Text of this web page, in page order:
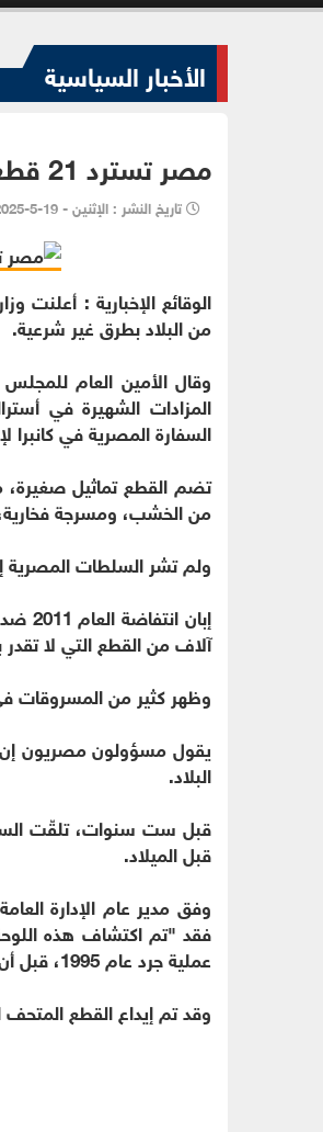
الأخبار السياسية
مصر تسترد 21 قطعة أثرية كانت هُرّبت بطرق غير شرعية إلى أستراليا
تاريخ النشر : الإثنين - 19-5-2025 - 1:31 AM
من البلاد بطرق غير شرعية.
وقال الأمين العام
المزادات الشهيرة في
السفارة المصرية في كانبرا
تضم القطع تماثيل
من الخشب، ومسرجة
ولم تشر السلطات المصرية
آلاف من القطع التي لا
وظهر كثير من المسروقات
البلاد.
قبل ست سنوات، تلقّت
قبل الميلاد.
وفق مدير عام الإدارة
فقد "تم اكتشاف هذه
عملية جرد عام 1995، قبل أن يُعاد ثلاثة أجزاء منها إلى مصر عام 2017 من سويسرا".
وقد تم إيداع القطع